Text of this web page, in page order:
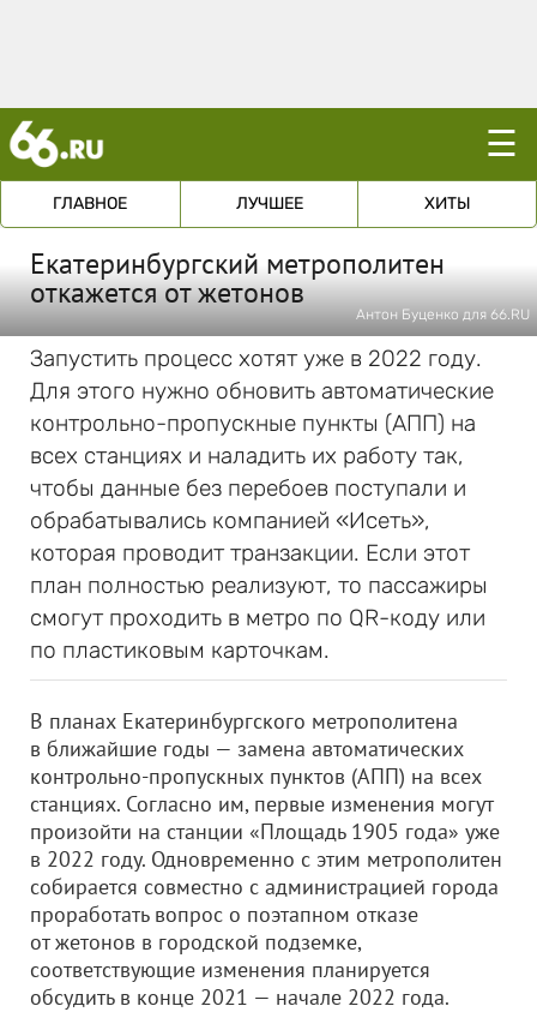
☰
ГЛАВНОЕ ЛУЧШЕЕ ХИТЫ
Екатеринбургский метрополитен
откажется от жетонов
Антон Буценко для 66.RU
Запустить процесс хотят уже в 2022 году.
Для этого нужно обновить автоматические
контрольно-пропускные пункты (АПП) на
всех станциях и наладить их работу так,
чтобы данные без перебоев поступали и
обрабатывались компанией «Исеть»,
которая проводит транзакции. Если этот
план полностью реализуют, то пассажиры
смогут проходить в метро по QR-коду или
по пластиковым карточкам.
В планах Екатеринбургского метрополитена
в ближайшие годы — замена автоматических
контрольно-пропускных пунктов (АПП) на всех
станциях. Согласно им, первые изменения могут
произойти на станции «Площадь 1905 года» уже
в 2022 году. Одновременно с этим метрополитен
собирается совместно с администрацией города
проработать вопрос о поэтапном отказе
от жетонов в городской подземке,
соответствующие изменения планируется
обсудить в конце 2021 — начале 2022 года.